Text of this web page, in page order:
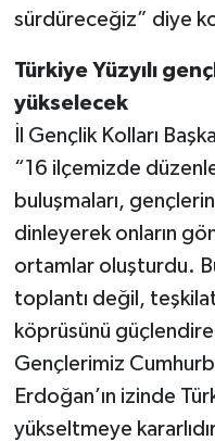
sürdüreceğiz” diye
Türkiye Yüzyılı
yükselecek
İl Gençlik Kolları
“16 ilçemizde
buluşmaları,
dinleyerek onların
ortamlar oluşturdu.
toplantı değil,
köprüsünü
Gençlerimiz
Erdoğan’ın izinde
yükseltmeye